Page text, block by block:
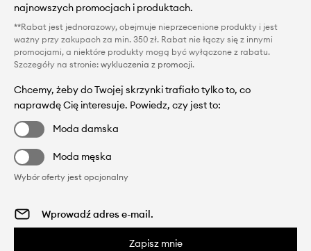
najnowszych promocjach i produktach.
**Rabat jest jednorazowy, obejmuje nieprzecenione produkty i jest
ważny przy zakupach za min. 350 zł. Rabat nie łączy się z innymi
promocjami, a niektóre produkty mogą być wyłączone z rabatu.
Szczegóły na stronie: wykluczenia z promocji.
Chcemy, żeby do Twojej skrzynki trafiało tylko to, co
naprawdę Cię interesuje. Powiedz, czy jest to:
Moda damska
Moda męska
Wybór oferty jest opcjonalny
Zapisz mnie